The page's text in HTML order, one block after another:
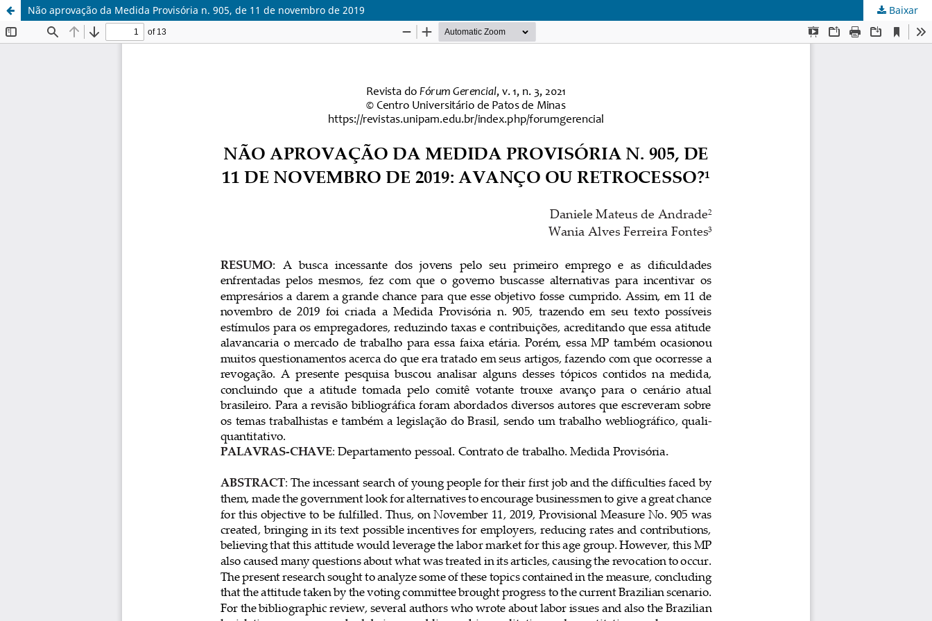
Não aprovação da Medida Provisória n. 905, de 11 de novembro de 2019 Baixar